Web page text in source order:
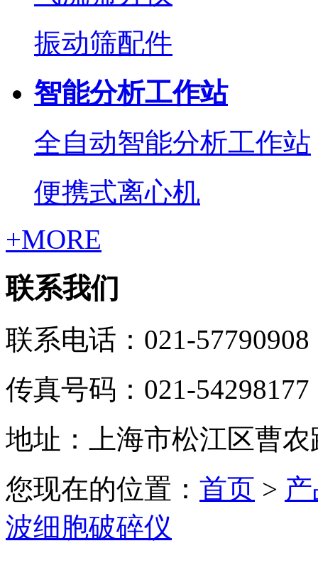
振动筛配件
智能分析工作站
全自动智能分析工作站
便携式离心机
+MORE
联系我们
联系电话：021-57790908
传真号码：021-54298177
地址：上海市松江区曹农
您现在的位置： 首页 >
波细胞破碎仪